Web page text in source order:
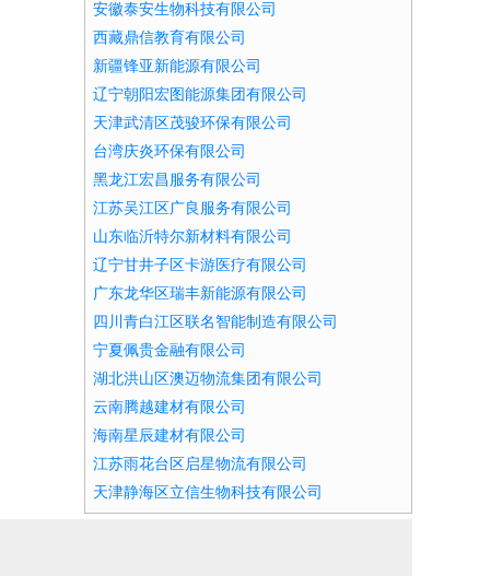
安徽泰安生物科技有限公司
西藏鼎信教育有限公司
新疆锋亚新能源有限公司
辽宁朝阳宏图能源集团有限公司
天津武清区茂骏环保有限公司
台湾庆炎环保有限公司
黑龙江宏昌服务有限公司
江苏吴江区广良服务有限公司
山东临沂特尔新材料有限公司
辽宁甘井子区卡游医疗有限公司
广东龙华区瑞丰新能源有限公司
四川青白江区联名智能制造有限公司
宁夏佩贵金融有限公司
湖北洪山区澳迈物流集团有限公司
云南腾越建材有限公司
海南星辰建材有限公司
江苏雨花台区启星物流有限公司
天津静海区立信生物科技有限公司